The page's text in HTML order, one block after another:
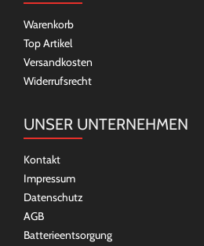
Warenkorb
Top Artikel
Versandkosten
Widerrufsrecht
UNSER UNTERNEHMEN
Kontakt
Impressum
Datenschutz
AGB
Batterieentsorgung